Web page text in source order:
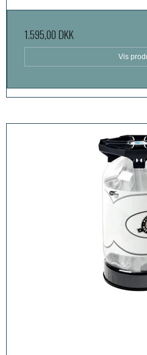
1.595,00 DKK
Vis